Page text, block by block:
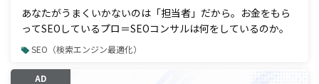
あなたがうまくいかないのは「担当者」だから。お金をもら
ってSEOしているプロ＝SEOコンサルは何をしているのか。
SEO（検索エンジン最適化）
AD